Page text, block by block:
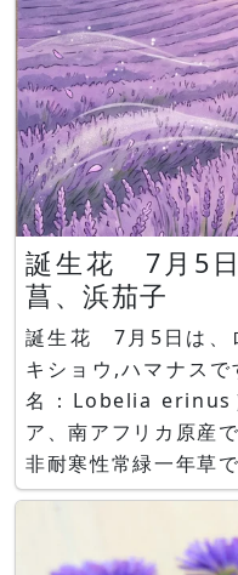
誕生花 7月5
菖、浜茄子
誕生花 7月5日は、
キショウ,ハマナスです。 ロベリア（
名：Lobelia erinus
ア、南アフリカ原産
非耐寒性常緑一年草
ラベンダー（
Lavandula
ンドなどの西アジア